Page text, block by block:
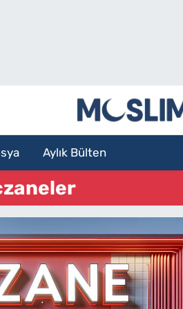
Aylık Bülten